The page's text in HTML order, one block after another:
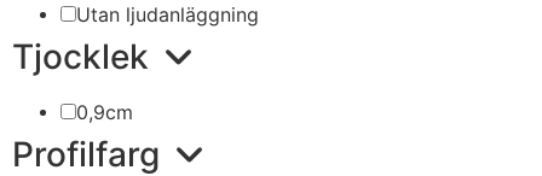
Utan ljudanläggning
Tjocklek
0,9cm
Profilfarg